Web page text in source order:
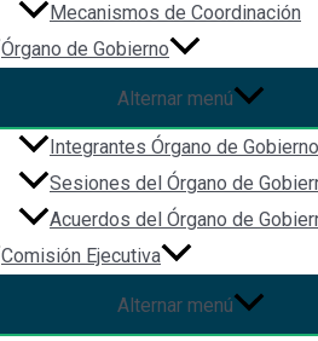
Mecanismos de Coordinación
Órgano de Gobierno
Alternar menú
Integrantes Órgano de Gobierno
Sesiones del Órgano de
Acuerdos del Órgano de
Comisión Ejecutiva
Alternar menú